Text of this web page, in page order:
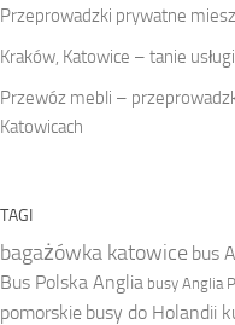
Przeprowadzki prywatne
Kraków, Katowice – tanie
Przewóz mebli –
Katowicach
TAGI
bagażówka katowice bus
Bus Polska Anglia busy Anglia
pomorskie busy do Holandii